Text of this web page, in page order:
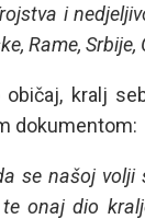
i
Rame,
kralj
dokumentom:
se našoj
onaj dio